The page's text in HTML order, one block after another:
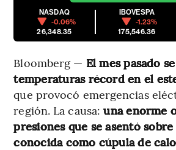
NASDAQ
-0.06%
26,348.35
IBOVESPA
-1.23%
175,546.36
Bloomberg — El mes pasado
temperaturas récord en el
que provocó emergencias
región. La causa: una enorme
presiones que se asentó
conocida como cúpula de